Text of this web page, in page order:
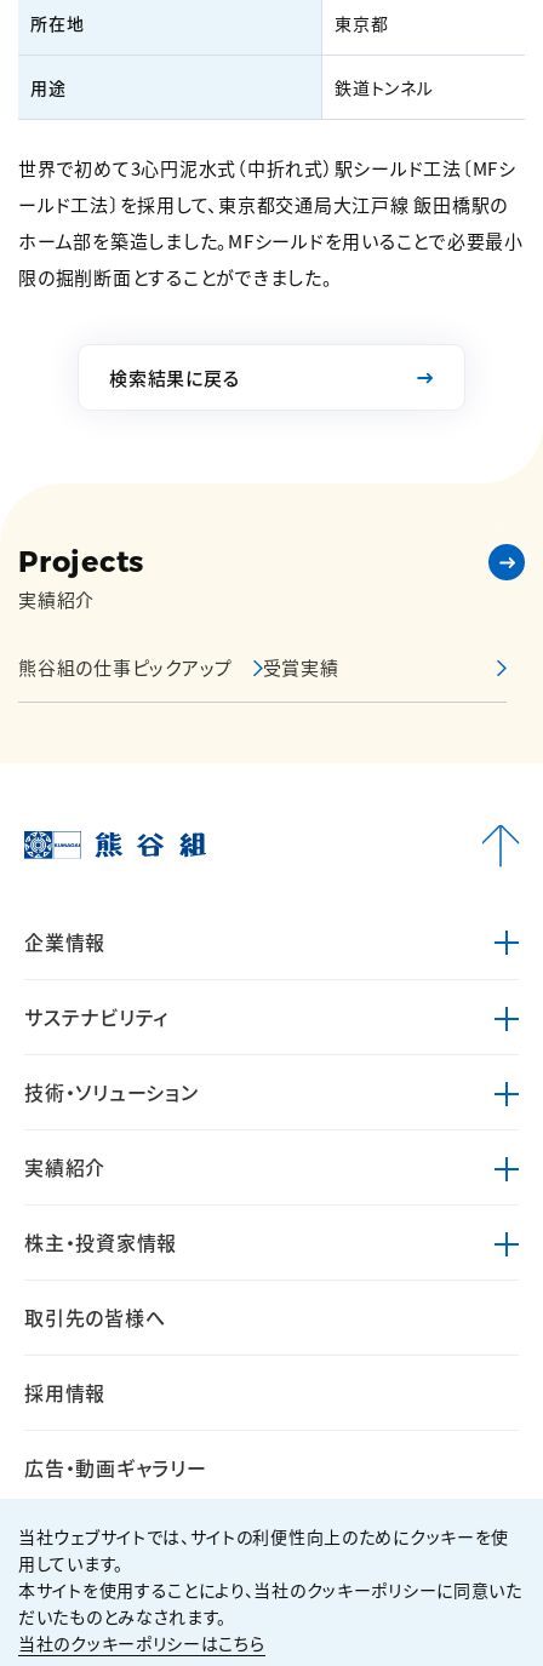
所在地 東京都
用途 鉄道トンネル
世界で初めて3心円泥水式（中折れ式）駅シールド工法〔MFシ
ールド工法〕を採用して、東京都交通局大江戸線 飯田橋駅の
ホーム部を築造しました。MFシールドを用いることで必要最小
限の掘削断面とすることができました。
検索結果に戻る
Projects
実績紹介
熊谷組の仕事ピックアップ 受賞実績
企業情報
サステナビリティ
技術・ソリューション
実績紹介
株主・投資家情報
取引先の皆様へ
採用情報
広告・動画ギャラリー
個人情報保護方針
サイト利用規約
サイトマップ
当社ウェブサイトでは、サイトの利便性向上のためにクッキーを使
用しています。
本サイトを使用することにより、当社のクッキーポリシーに同意いた
だいたものとみなされます。
当社のクッキーポリシーはこちら